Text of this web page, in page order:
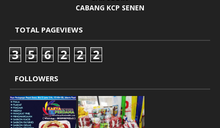
CABANG KCP SENEN
TOTAL PAGEVIEWS
3 5 6 2 2 2
FOLLOWERS